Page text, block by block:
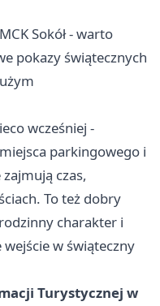
Sokół - warto
pokazy świątecznych
wcześniej -
parkingowego i
czas,
To też dobry
charakter i
w świąteczny
Turystycznej w